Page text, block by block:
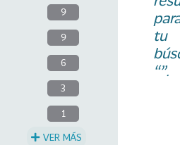
9
9
6
3
1
VER MÁS
tu
“”.